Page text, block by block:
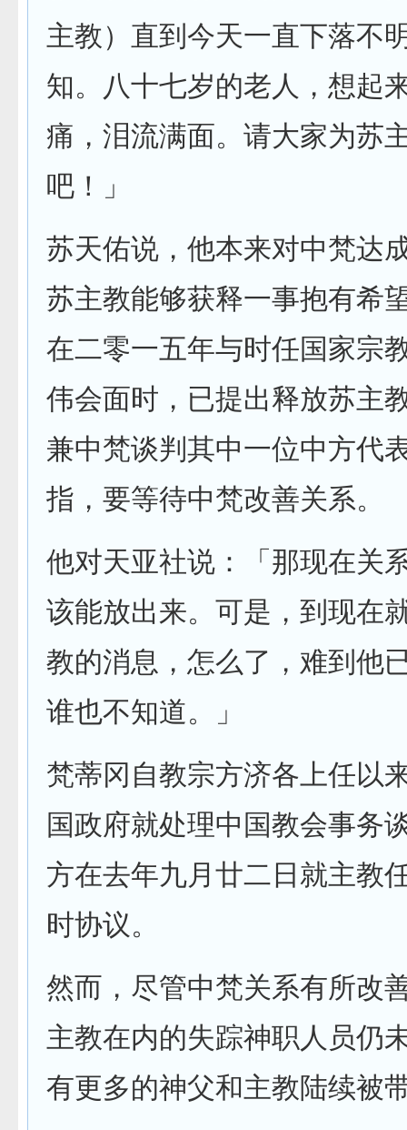
主教）直到今天一直下落不
知。八十七岁的老人，想起
痛，泪流满面。请大家为苏
吧！」
苏天佑说，他本来对中梵达
苏主教能够获释一事抱有希
在二零一五年与时任国家宗
伟会面时，已提出释放苏主
兼中梵谈判其中一位中方代
指，要等待中梵改善关系。
他对天亚社说：「那现在关
该能放出来。可是，到现在
教的消息，怎么了，难到他
谁也不知道。」
梵蒂冈自教宗方济各上任以
国政府就处理中国教会事务
方在去年九月廿二日就主教
时协议。
然而，尽管中梵关系有所改
主教在内的失踪神职人员仍
有更多的神父和主教陆续被